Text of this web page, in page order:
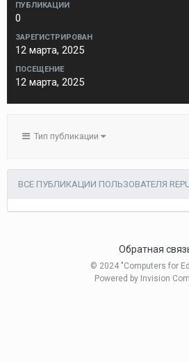
ПУБЛИКАЦИИ
0
ЗАРЕГИСТРИРОВАН
12 марта, 2025
ПОСЕЩЕНИЕ
12 марта, 2025
Тип публикации
ВСЕ ПУБЛИКАЦИИ ПОЛЬЗОВАТЕЛЯ
Обратная
© 2024 "Computers for
Powered by Invision